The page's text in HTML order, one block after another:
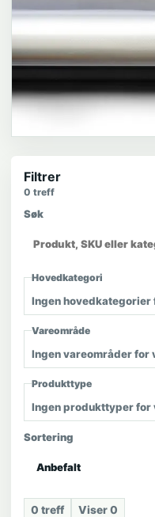
Filtrer
0 treff
Søk
Hovedkategori
Ingen
Vareområde
Ingen vareområder for
Produkttype
Ingen produkttyper for
Sortering
0 treff Viser0